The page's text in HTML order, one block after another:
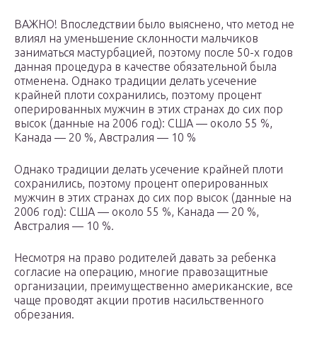
ВАЖНО! Впоследствии было выяснено, что метод не
влиял на уменьшение склонности мальчиков
заниматься мастурбацией, поэтому после 50-х годов
данная процедура в качестве обязательной была
отменена. Однако традиции делать усечение
крайней плоти сохранились, поэтому процент
оперированных мужчин в этих странах до сих пор
высок (данные на 2006 год): США — около 55 %,
Канада — 20 %, Австралия — 10 %
Однако традиции делать усечение крайней плоти
сохранились, поэтому процент оперированных
мужчин в этих странах до сих пор высок (данные на
2006 год): США — около 55 %, Канада — 20 %,
Австралия — 10 %.
Несмотря на право родителей давать за ребенка
согласие на операцию, многие правозащитные
организации, преимущественно американские, все
чаще проводят акции против насильственного
обрезания.